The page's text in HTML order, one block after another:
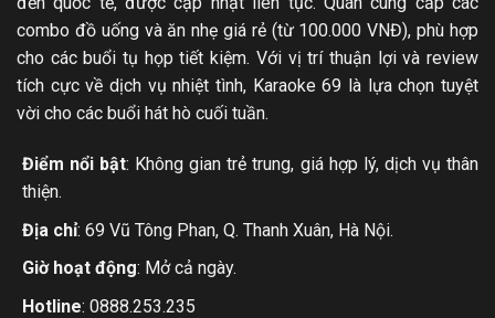
combo đồ uống và ăn nhẹ giá rẻ (từ 100.000 VNĐ), phù hợp
cho các buổi tụ họp tiết kiệm. Với vị trí thuận lợi và review
tích cực về dịch vụ nhiệt tình, Karaoke 69 là lựa chọn tuyệt
vời cho các buổi hát hò cuối tuần.
Điểm nổi bật: Không gian trẻ trung, giá hợp lý, dịch vụ thân
thiện.
Địa chỉ: 69 Vũ Tông Phan, Q. Thanh Xuân, Hà Nội.
Giờ hoạt động: Mở cả ngày.
Hotline: 0888.253.235